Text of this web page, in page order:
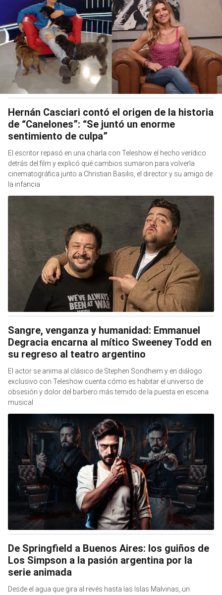
Hernán Casciari contó el origen de la historia
de “Canelones”: “Se juntó un enorme
sentimiento de culpa”
El escritor repasó en una charla con Teleshow el hecho verídico
detrás del film y explicó qué cambios sumaron para volverla
cinematográfica junto a Christian Basilis, el director y su amigo de
la infancia
Sangre, venganza y humanidad: Emmanuel
Degracia encarna al mítico Sweeney Todd en
su regreso al teatro argentino
El actor se anima al clásico de Stephen Sondheim y en diálogo
exclusivo con Teleshow cuenta cómo es habitar el universo de
obsesión y dolor del barbero más temido de la puesta en escena
musical
De Springfield a Buenos Aires: los guiños de
Los Simpson a la pasión argentina por la
serie animada
Desde el agua que gira al revés hasta las Islas Malvinas, un